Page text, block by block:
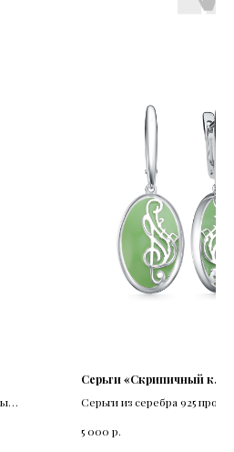
Серьги «Скрипичный
Серьги из серебра 925 пробы,
ключа.
5 000 р.